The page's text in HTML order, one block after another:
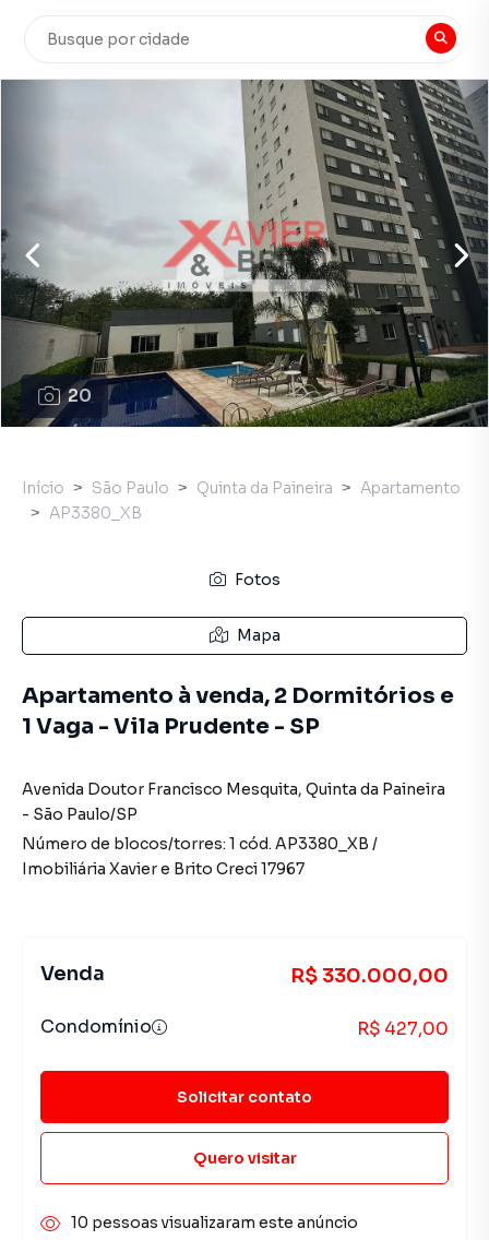
20
Início São Paulo Quinta da Paineira
Apartamento
AP3380_XB
Fotos
Mapa
Apartamento à venda, 2 Dormitórios e
1 Vaga - Vila Prudente - SP
Avenida Doutor Francisco Mesquita, Quinta da Paineira
- São Paulo/SP
Número de blocos/torres: 1 cód. AP3380_XB /
Imobiliária Xavier e Brito Creci17967
Venda R$ 330.000,00
Condomínio R$ 427,00
Solicitar contato
Quero visitar
10 pessoas visualizaram este anúncio